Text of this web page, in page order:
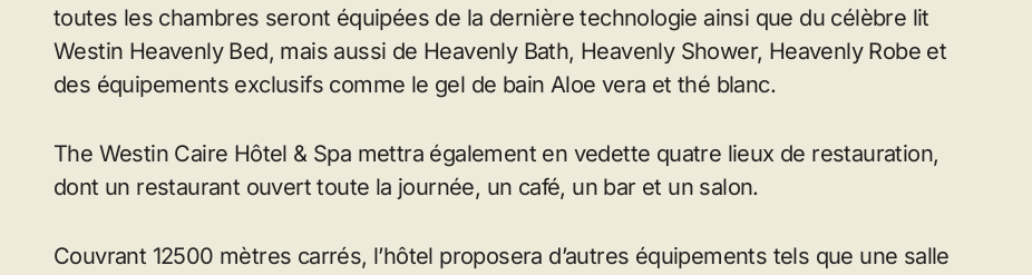
toutes les chambres seront équipées de la dernière technologie ainsi que du célèbre lit
Westin Heavenly Bed, mais aussi de Heavenly Bath, Heavenly Shower, Heavenly Robe et
des équipements exclusifs comme le gel de bain Aloe vera et thé blanc.
The Westin Caire Hôtel & Spa mettra également en vedette quatre lieux de restauration,
dont un restaurant ouvert toute la journée, un café, un bar et un salon.
Couvrant 12500 mètres carrés, l’hôtel proposera d’autres équipements tels que une salle